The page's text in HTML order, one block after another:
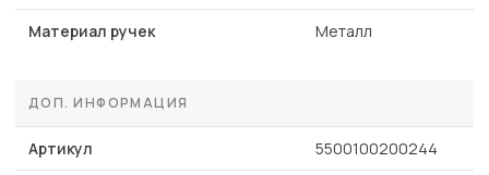
Материал ручек Металл
ДОП. ИНФОРМАЦИЯ
Артикул 5500100200244